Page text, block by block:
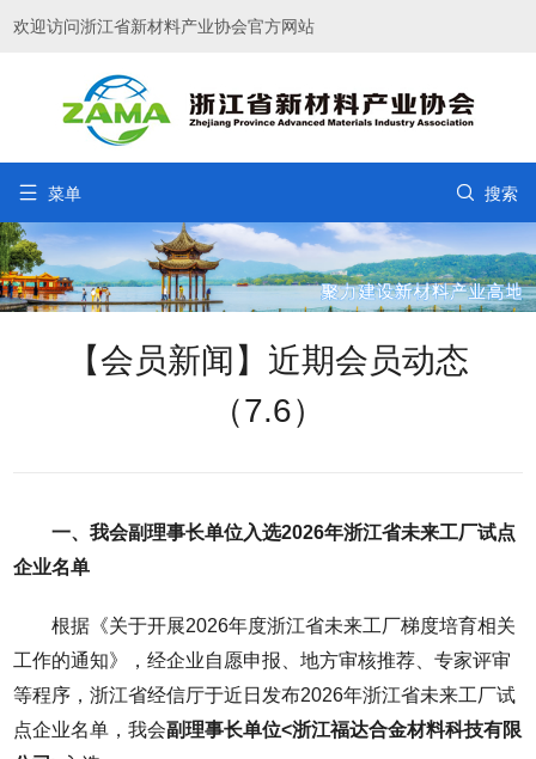
欢迎访问浙江省新材料产业协会官方网站
 菜单  搜索
【会员新闻】近期会员动态
（7.6）
一、我会副理事长单位入选2026年浙江省未来工厂试点
企业名单
根据《关于开展2026年度浙江省未来工厂梯度培育相关
工作的通知》，经企业自愿申报、地方审核推荐、专家评审
等程序，浙江省经信厅于近日发布2026年浙江省未来工厂试
点企业名单，我会副理事长单位<浙江福达合金材料科技有限